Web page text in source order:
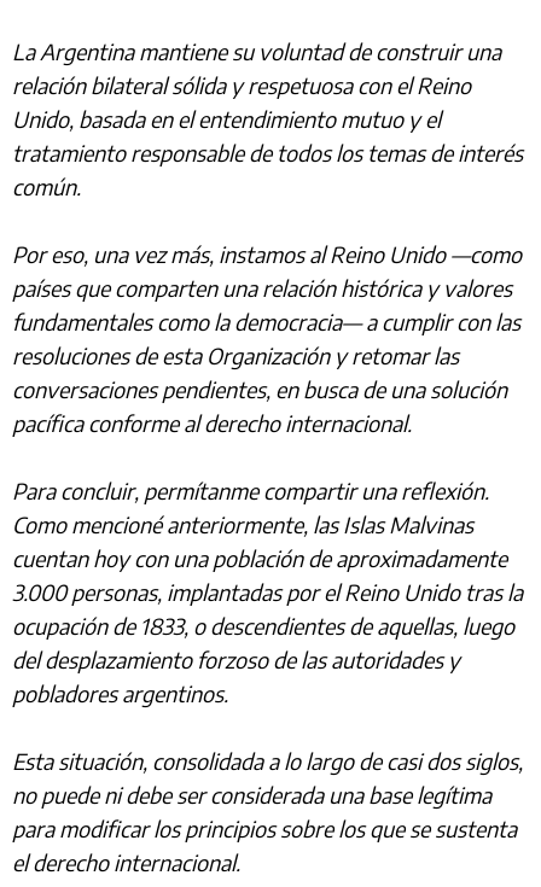
La Argentina mantiene su voluntad de construir una
relación bilateral sólida y respetuosa con el Reino
Unido, basada en el entendimiento mutuo y el
tratamiento responsable de todos los temas de interés
común.
Por eso, una vez más, instamos al Reino Unido —como
países que comparten una relación histórica y valores
fundamentales como la democracia— a cumplir con las
resoluciones de esta Organización y retomar las
conversaciones pendientes, en busca de una solución
pacífica conforme al derecho internacional.
Para concluir, permítanme compartir una reflexión.
Como mencioné anteriormente, las Islas Malvinas
cuentan hoy con una población de aproximadamente
3.000 personas, implantadas por el Reino Unido tras la
ocupación de 1833, o descendientes de aquellas, luego
del desplazamiento forzoso de las autoridades y
pobladores argentinos.
Esta situación, consolidada a lo largo de casi dos siglos,
no puede ni debe ser considerada una base legítima
para modificar los principios sobre los que se sustenta
el derecho internacional.